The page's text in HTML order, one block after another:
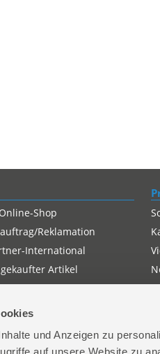
und Anzeigen zu
Shop
Reklamation
International
Artikel